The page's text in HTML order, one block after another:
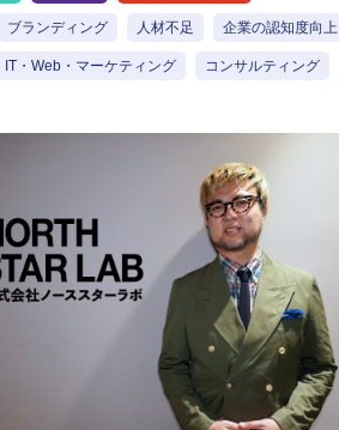
ブランディング 人材不足 企業の認知度向上
IT・Web・マーケティング コンサルティング